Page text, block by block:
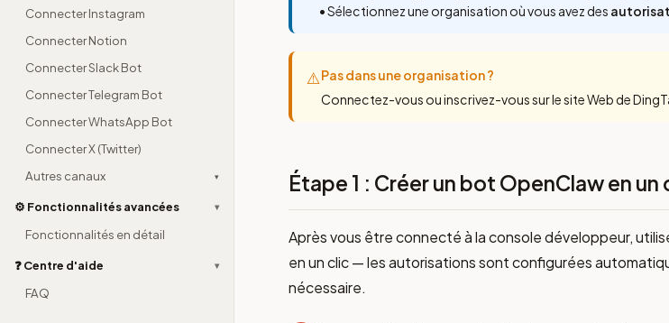
Connecter Instagram
Connecter Notion
Connecter Slack Bot
Connecter Telegram Bot
Connecter WhatsApp Bot
Connecter X (Twitter)
Autres canaux
▾
⚙️ Fonctionnalités avancées ▾
Fonctionnalités en détail
❓ Centre d'aide ▾
FAQ
• Sélectionnez une organisation où vous avez des
⚠️Pas dans une organisation ?
Connectez-vous ou inscrivez-vous sur le site Web de
Étape 1 : Créer un bot OpenClaw en un
Après vous être connecté à la console développeur,
en un clic — les autorisations sont configurées
nécessaire.